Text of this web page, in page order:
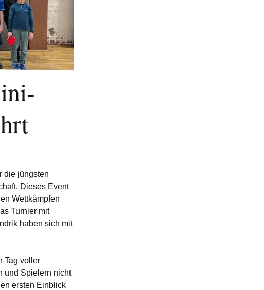
die jüngsten
Dieses Event
Wettkämpfen
Turnier mit
haben sich mit
Tag voller
und Spielern nicht
ersten Einblick